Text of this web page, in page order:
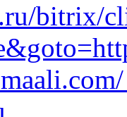
bitrix/